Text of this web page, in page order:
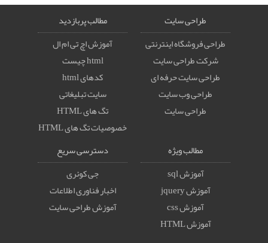
طراحی سایت
طراحی فروشگاه اینترنتی
شرکت طراحی سایت
طراحی سایت حرفه ای
طراحی وب سایت
طراحی سایت
مطالب پربازدید
آموزش اچ تی ام ال
html چیست
کدهای html
سایت تبلیغاتی
تگ های HTML
خصوصيات تگ های HTML
مطالب ویژه
آموزش sql
آموزش jquery
آموزش css
آموزش HTML
دسترسی سریع
جی کوئری
اخبار فناوری اطلاعات
آموزش طراحی سایت